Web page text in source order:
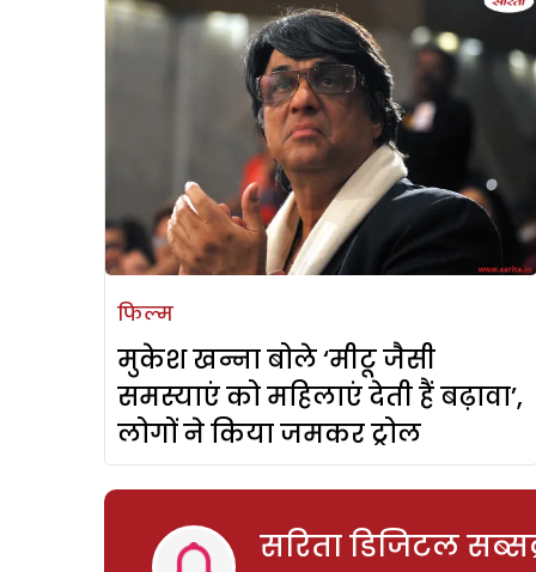
फिल्म
मुकेश खन्ना बोले ‘मीटू जैसी
समस्याएं को महिलाएं देती हैं बढ़ावा’,
लोगों ने किया जमकर ट्रोल
सरिता डिजिटल